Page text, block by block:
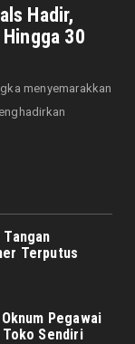
Penuh
Motor
Hadir,
30
menyemarakkan
Terputus
Pegawai
Sendiri